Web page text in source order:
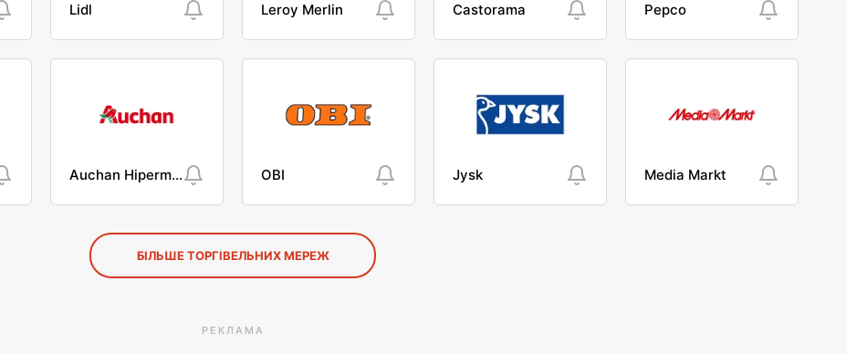
Lidl Leroy Merlin Castorama Pepco
Auchan Hipermarket OBI Jysk Media Markt
БІЛЬШЕ ТОРГІВЕЛЬНИХ МЕРЕЖ
РЕКЛАМА